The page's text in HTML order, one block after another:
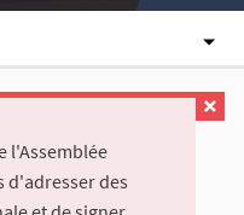
l'Assemblée
d'adresser des